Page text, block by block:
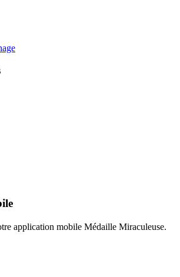
application mobile Médaille Miraculeuse.